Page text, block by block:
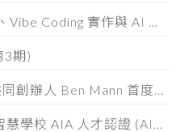
AI 視覺模型、聽覺模型、Vibe Coding 實作與 AI 素養認證工作坊
3期)
【新聞稿】Anthropic 共同創辦人 Ben Mann 首度訪台
【正式上線】台灣人工智慧學校 AIA 人才認證 (AIATC) 專屬網站啟用！